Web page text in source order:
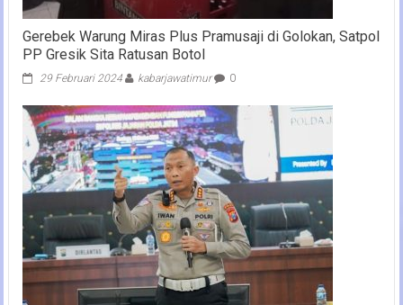
Gerebek Warung Miras Plus Pramusaji di Golokan, Satpol
PP Gresik Sita Ratusan Botol
29 Februari 2024 kabarjawatimur 0